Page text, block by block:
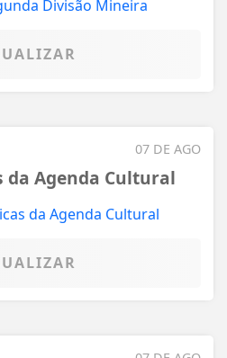
07 DE AGO
da Agenda Cultural